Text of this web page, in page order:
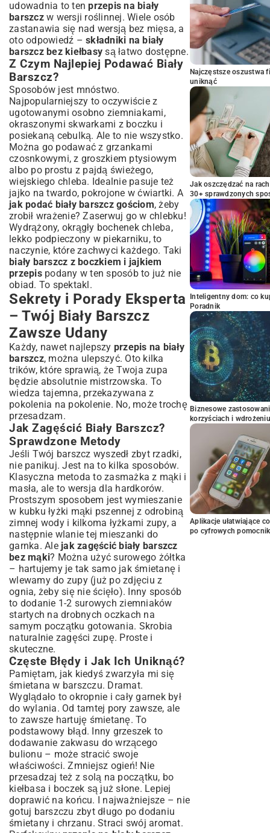
udowadnia to tenprzepis na biały
barszczw wersji roślinnej. Wiele osób
zastanawia się nad wersją bez mięsa, a
oto odpowiedź – składniki na biały
barszcz bez kiełbasy są łatwo dostępne.
Z Czym Najlepiej Podawać Biały
Barszcz?
Sposobów jest mnóstwo.
Najpopularniejszy to oczywiście z
ugotowanymi osobno ziemniakami,
okraszonymi skwarkami z boczku i
posiekaną cebulką. Ale to nie wszystko.
Można go podawać z grzankami
czosnkowymi, z groszkiem ptysiowym
albo po prostu z pajdą świeżego,
wiejskiego chleba. Idealnie pasuje też
jajko na twardo, pokrojone w ćwiartki. A
jak podać biały barszcz gościom, żeby
zrobił wrażenie? Zaserwuj go w chlebku!
Wydrążony, okrągły bochenek chleba,
lekko podpieczony w piekarniku, to
naczynie, które zachwyci każdego. Taki
biały barszcz z boczkiem i jajkiem
przepispodany w ten sposób to już nie
obiad. To spektakl.
Sekrety i Porady Eksperta
– Twój Biały Barszcz
Zawsze Udany
Każdy, nawet najlepszy przepis na biały
barszcz, można ulepszyć. Oto kilka
trików, które sprawią, że Twoja zupa
będzie absolutnie mistrzowska. To
wiedza tajemna, przekazywana z
pokolenia na pokolenie. No, może trochę
przesadzam.
Jak Zagęścić Biały Barszcz?
Sprawdzone Metody
Jeśli Twój barszcz wyszedł zbyt rzadki,
nie panikuj. Jest na to kilka sposobów.
Klasyczna metoda to zasmażka z mąki i
masła, ale to wersja dla hardkorów.
Prostszym sposobem jest wymieszanie
w kubku łyżki mąki pszennej z odrobiną
zimnej wody i kilkoma łyżkami zupy, a
następnie wlanie tej mieszanki do
garnka. Ale jak zagęścić biały barszcz
bez mąki? Można użyć surowego żółtka
– hartujemy je tak samo jak śmietanę i
wlewamy do zupy (już po zdjęciu z
ognia, żeby się nie ścięło). Inny sposób
to dodanie 1-2 surowych ziemniaków
startych na drobnych oczkach na
samym początku gotowania. Skrobia
naturalnie zagęści zupę. Proste i
skuteczne.
Częste Błędy i Jak Ich Uniknąć?
Pamiętam, jak kiedyś zwarzyła mi się
śmietana w barszczu. Dramat.
Wyglądało to okropnie i cały garnek był
do wylania. Od tamtej pory zawsze, ale
to zawsze hartuję śmietanę. To
podstawowy błąd. Inny grzeszek to
dodawanie zakwasu do wrzącego
bulionu – może stracić swoje
właściwości. Zmniejsz ogień! Nie
przesadzaj też z solą na początku, bo
kiełbasa i boczek są już słone. Lepiej
doprawić na końcu. I najważniejsze – nie
gotuj barszczu zbyt długo po dodaniu
śmietany i chrzanu. Straci swój aromat.
Najczęstsze oszustwa
uniknąć
Jak oszczędzać na
30+ sprawdzonych
Inteligentny dom: co
Poradnik
Biznesowe
korzyściach i wdrożeniu
Aplikacje ułatwiające
po cyfrowych